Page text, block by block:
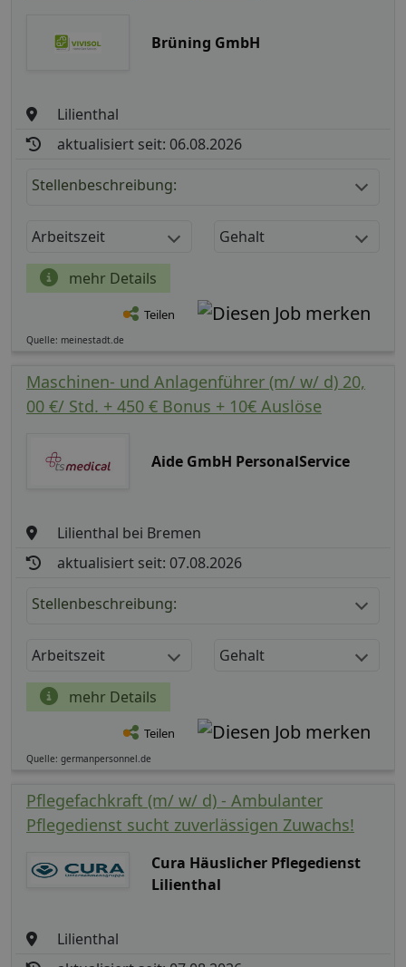
Brüning GmbH
Lilienthal
aktualisiert seit: 06.08.2026
Stellenbeschreibung:
Arbeitszeit Gehalt
mehr Details
Teilen
Quelle: meinestadt.de
Maschinen- und Anlagenführer (m/ w/ d) 20,
00 €/ Std. + 450 € Bonus + 10€ Auslöse
Aide GmbH PersonalService
Lilienthal bei Bremen
aktualisiert seit: 07.08.2026
Stellenbeschreibung:
Arbeitszeit Gehalt
mehr Details
Teilen
Quelle: germanpersonnel.de
Pflegefachkraft (m/ w/ d) - Ambulanter
Pflegedienst sucht zuverlässigen Zuwachs!
Cura Häuslicher Pflegedienst
Lilienthal
Lilienthal